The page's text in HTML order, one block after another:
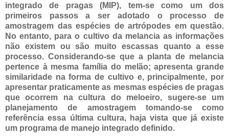
integrado de pragas (MIP), tem-se como um dos
primeiros passos a ser adotado o processo de
amostragem das espécies de artrópodes em questão.
No entanto, para o cultivo da melancia as informações
não existem ou são muito escassas quanto a esse
processo. Considerando-se que a planta de melancia
pertence à mesma família do melão; apresenta grande
similaridade na forma de cultivo e, principalmente, por
apresentar praticamente as mesmas espécies de pragas
que ocorrem na cultura do meloeiro, sugere-se um
planejamento de amostragem tomando-se como
referência essa última cultura, haja vista que já existe
um programa de manejo integrado definido.